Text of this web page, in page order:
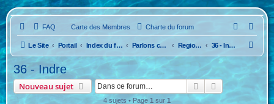
FAQ Carte des Membres Charte du forum
Le Site Portail Index du forum Parlons camping...La France Region Nord Ouest 36 - Indre
c
36 - Indre
Nouveau sujet RechercherRecherche
4 sujets • Page 1 sur 1